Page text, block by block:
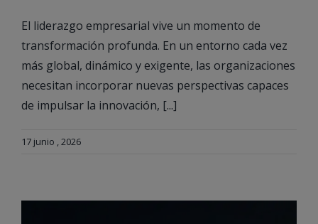
El liderazgo empresarial vive un momento de
transformación profunda. En un entorno cada vez
más global, dinámico y exigente, las organizaciones
necesitan incorporar nuevas perspectivas capaces
de impulsar la innovación, [...]
17 junio , 2026